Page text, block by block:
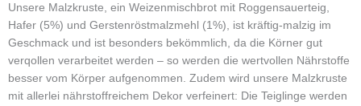
Unsere Malzkruste, ein Weizenmischbrot mit Roggensauerteig,
Hafer (5%) und Gerstenröstmalzmehl (1%), ist kräftig-malzig im
Geschmack und ist besonders bekömmlich, da die Körner gut
verqollen verarbeitet werden – so werden die wertvollen Nährstoffe
besser vom Körper aufgenommen. Zudem wird unsere Malzkruste
mit allerlei nährstoffreichem Dekor verfeinert: Die Teiglinge werden